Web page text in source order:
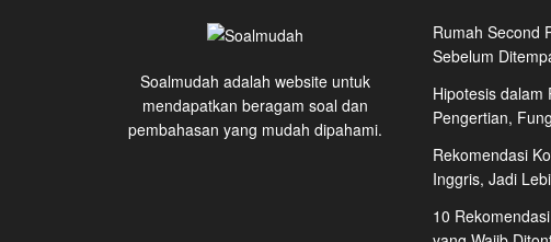
Soalmudah adalah website untuk
mendapatkan beragam soal dan
pembahasan yang mudah dipahami.
Rumah Second
Sebelum
Hipotesis dalam
Pengertian,
Rekomendasi
Inggris, Jadi
10